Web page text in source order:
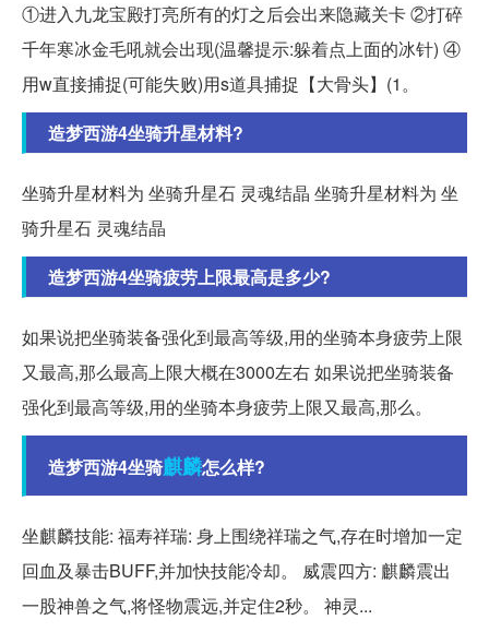
①进入九龙宝殿打亮所有的灯之后会出来隐藏关卡 ②打碎
千年寒冰金毛吼就会出现(温馨提示:躲着点上面的冰针) ④
用w直接捕捉(可能失败)用s道具捕捉【大骨头】(1。
造梦西游4坐骑升星材料?
坐骑升星材料为 坐骑升星石 灵魂结晶 坐骑升星材料为 坐
骑升星石 灵魂结晶
造梦西游4坐骑疲劳上限最高是多少?
如果说把坐骑装备强化到最高等级,用的坐骑本身疲劳上限
又最高,那么最高上限大概在3000左右 如果说把坐骑装备
强化到最高等级,用的坐骑本身疲劳上限又最高,那么。
造梦西游4坐骑麒麟怎么样?
坐麒麟技能: 福寿祥瑞: 身上围绕祥瑞之气,存在时增加一定
回血及暴击BUFF,并加快技能冷却。 威震四方: 麒麟震出
一股神兽之气,将怪物震远,并定住2秒。 神灵...